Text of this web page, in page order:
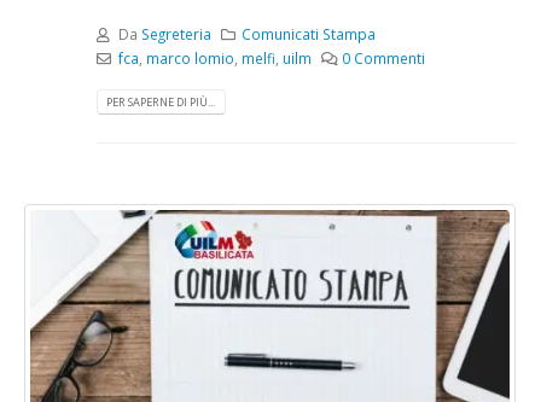
Da Segreteria
Comunicati Stampa
fca, marco lomio, melfi, uilm 0 Commenti
PER SAPERNE DI PIÙ...